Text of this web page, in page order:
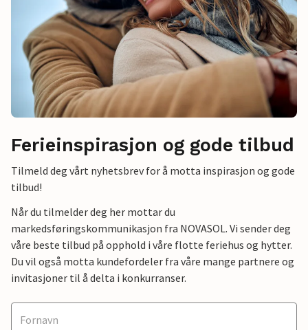
Ferieinspirasjon og gode tilbud
Tilmeld deg vårt nyhetsbrev for å motta inspirasjon og gode
tilbud!
Når du tilmelder deg her mottar du
markedsføringskommunikasjon fra NOVASOL. Vi sender deg
våre beste tilbud på opphold i våre flotte feriehus og hytter.
Du vil også motta kundefordeler fra våre mange partnere og
invitasjoner til å delta i konkurranser.